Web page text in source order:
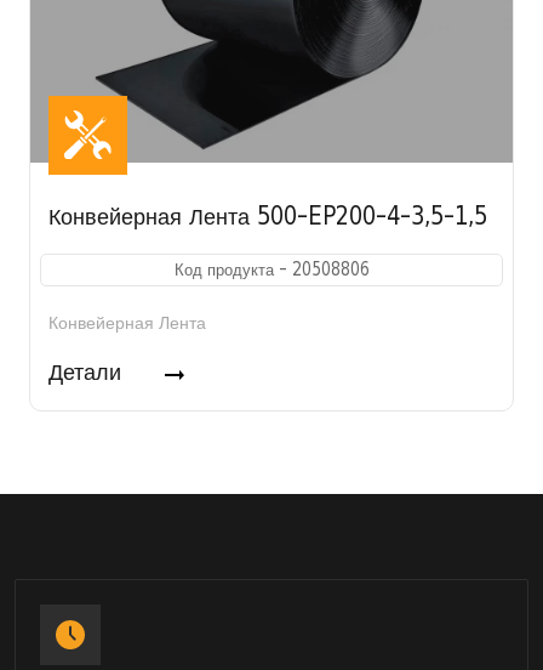
Конвейерная Лента 500-EP200-4-3,5-1,5
Код продукта - 20508806
Конвейерная Лента
Детали